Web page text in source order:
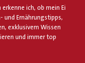
ich, ob mein Ei
und Ernährungstipps,
exklusivem Wissen
und immer top